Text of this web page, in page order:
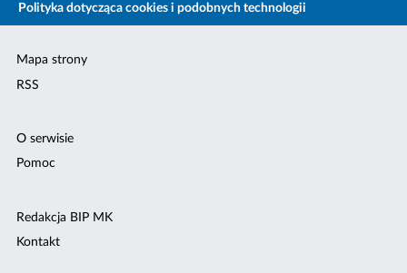
Polityka dotycząca cookies i podobnych technologii
Mapa strony
RSS
O serwisie
Pomoc
Redakcja BIP MK
Kontakt